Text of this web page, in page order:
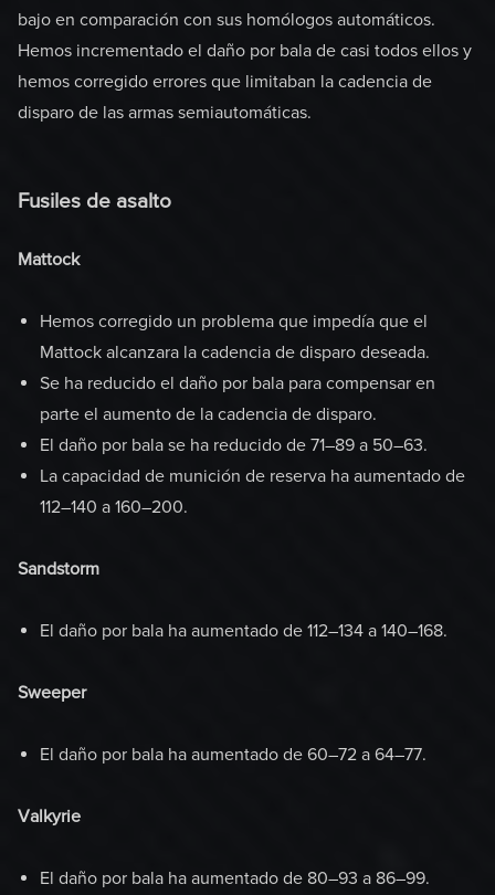
bajo en comparación con sus homólogos automáticos.
Hemos incrementado el daño por bala de casi todos ellos y
hemos corregido errores que limitaban la cadencia de
disparo de las armas semiautomáticas.
Fusiles de asalto
Mattock
Hemos corregido un problema que impedía que el
Mattock alcanzara la cadencia de disparo deseada.
Se ha reducido el daño por bala para compensar en
parte el aumento de la cadencia de disparo.
El daño por bala se ha reducido de 71–89 a 50–63.
La capacidad de munición de reserva ha aumentado de
112–140 a 160–200.
Sandstorm
El daño por bala ha aumentado de 112–134 a 140–168.
Sweeper
El daño por bala ha aumentado de 60–72 a 64–77.
Valkyrie
El daño por bala ha aumentado de 80–93 a 86–99.